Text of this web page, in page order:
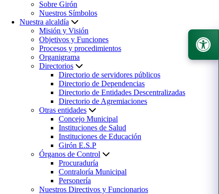
Sobre Girón
Nuestros Símbolos
Nuestra alcaldía
Misión y Visión
Objetivos y Funciones
Procesos y procedimientos
Organigrama
Directorios
Directorio de servidores públicos
Directorio de Dependencias
Directorio de Entidades Descentralizadas
Directorio de Agremiaciones
Otras entidades
Concejo Municipal
Instituciones de Salud
Instituciones de Educación
Girón E.S.P
Órganos de Control
Procuraduría
Contraloría Municipal
Personería
Nuestros Directivos y Funcionarios